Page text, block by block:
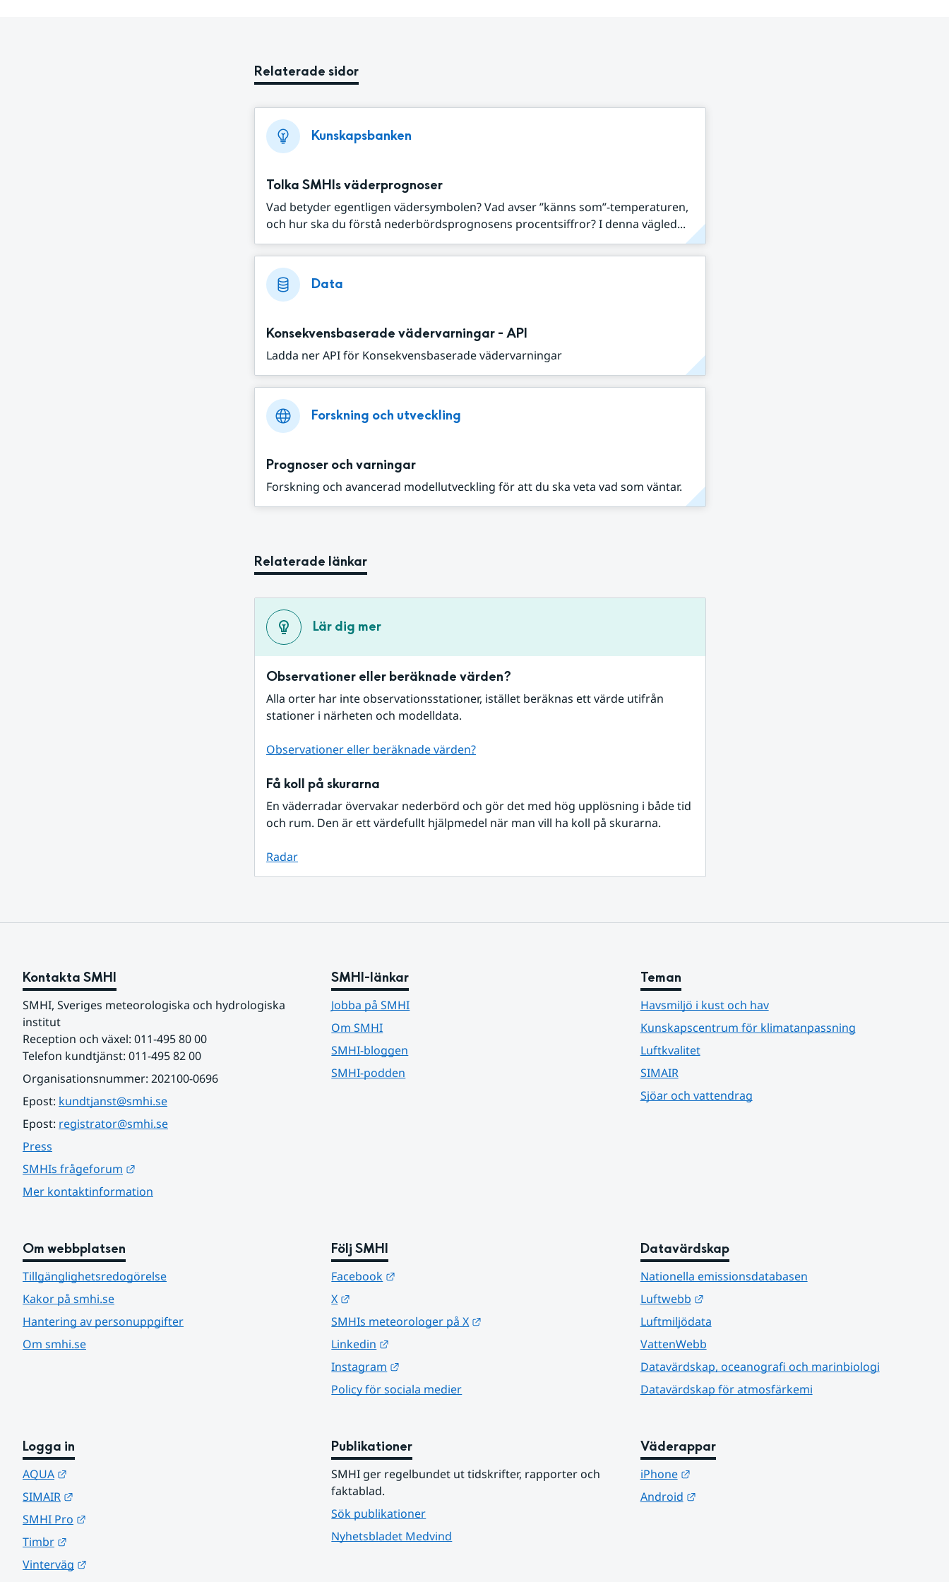
Relaterade sidor
Kunskapsbanken
Tolka SMHIs väderprognoser
Vad betyder egentligen vädersymbolen? Vad avser ”känns som”-temperaturen,
och hur ska du förstå nederbördsprognosens procentsiffror? I denna vägled...
Data
Konsekvensbaserade vädervarningar - API
Ladda ner API för Konsekvensbaserade vädervarningar
Forskning och utveckling
Prognoser och varningar
Forskning och avancerad modellutveckling för att du ska veta vad som väntar.
Relaterade länkar
Lär dig mer
Observationer eller beräknade värden?
Alla orter har inte observationsstationer, istället beräknas ett värde utifrån
stationer i närheten och modelldata.
Observationer eller beräknade värden?
Få koll på skurarna
En väderradar övervakar nederbörd och gör det med hög upplösning i både tid
och rum. Den är ett värdefullt hjälpmedel när man vill ha koll på skurarna.
Radar
Kontakta SMHI
SMHI, Sveriges meteorologiska och hydrologiska
institut
Reception och växel: 011-495 80 00
Telefon kundtjänst: 011-495 82 00
Organisationsnummer: 202100-0696
Epost: kundtjanst@smhi.se
Epost: registrator@smhi.se
Press
SMHIs frågeforum
Mer kontaktinformation
SMHI-länkar
Jobba på SMHI
Om SMHI
SMHI-bloggen
SMHI-podden
Teman
Havsmiljö i kust och hav
Kunskapscentrum för klimatanpassning
Luftkvalitet
SIMAIR
Sjöar och vattendrag
Om webbplatsen
Tillgänglighetsredogörelse
Kakor på smhi.se
Hantering av personuppgifter
Om smhi.se
Följ SMHI
Facebook
X
SMHIs meteorologer på X
Linkedin
Instagram
Policy för sociala medier
Datavärdskap
Nationella emissionsdatabasen
Luftwebb
Länk till annan webbplats.
Luftmiljödata
VattenWebb
Datavärdskap, oceanografi och marinbiologi
Datavärdskap för atmosfärkemi
Logga in
AQUA
SIMAIR
SMHI Pro
Timbr
Vinterväg
Publikationer
SMHI ger regelbundet ut tidskrifter, rapporter och
faktablad.
Sök publikationer
Nyhetsbladet Medvind
Väderappar
iPhone
Länk till annan webbplats.
Android
Länk till annan webbplats.